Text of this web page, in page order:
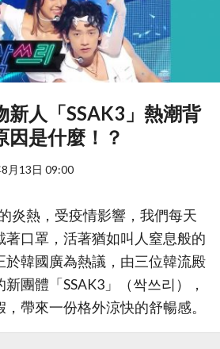
新人「SSAK3」熱潮背
因是什麼！？
月13日 09:00
炎熱，受疫情影響，我們每天
著口罩，活著猶如叫人窒息般的
於韓國廣為熱議，由三位韓流殿
團體「SSAK3」（싹쓰리），
帶來一份格外涼快的舒暢感。